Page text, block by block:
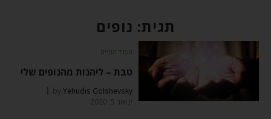
תגית: נופים
מעגל החיים
טבת – ליהנות מהנופים שלי
byYehudis Golshevsky
ינואר 5, 2020